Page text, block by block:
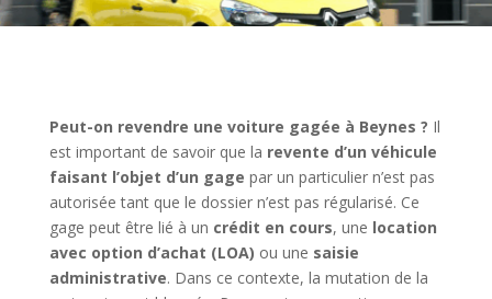
Peut-on revendre une voiture gagée à Beynes ? Il
est important de savoir que la revente d’un véhicule
faisant l’objet d’un gage par un particulier n’est pas
autorisée tant que le dossier n’est pas régularisé. Ce
gage peut être lié à un crédit en cours, une location
avec option d’achat (LOA) ou une saisie
administrative. Dans ce contexte, la mutation de la